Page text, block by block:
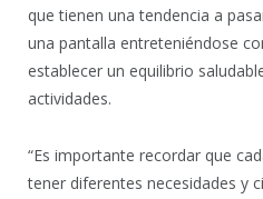
que tienen una tendencia a
una pantalla entreteniéndose
establecer un equilibrio
actividades.
“Es importante recordar que
tener diferentes necesidades y